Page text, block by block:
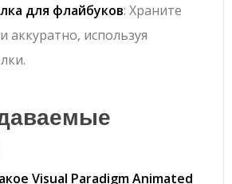
для флайбуков: Храните
аккуратно, используя
Visual Paradigm Animated